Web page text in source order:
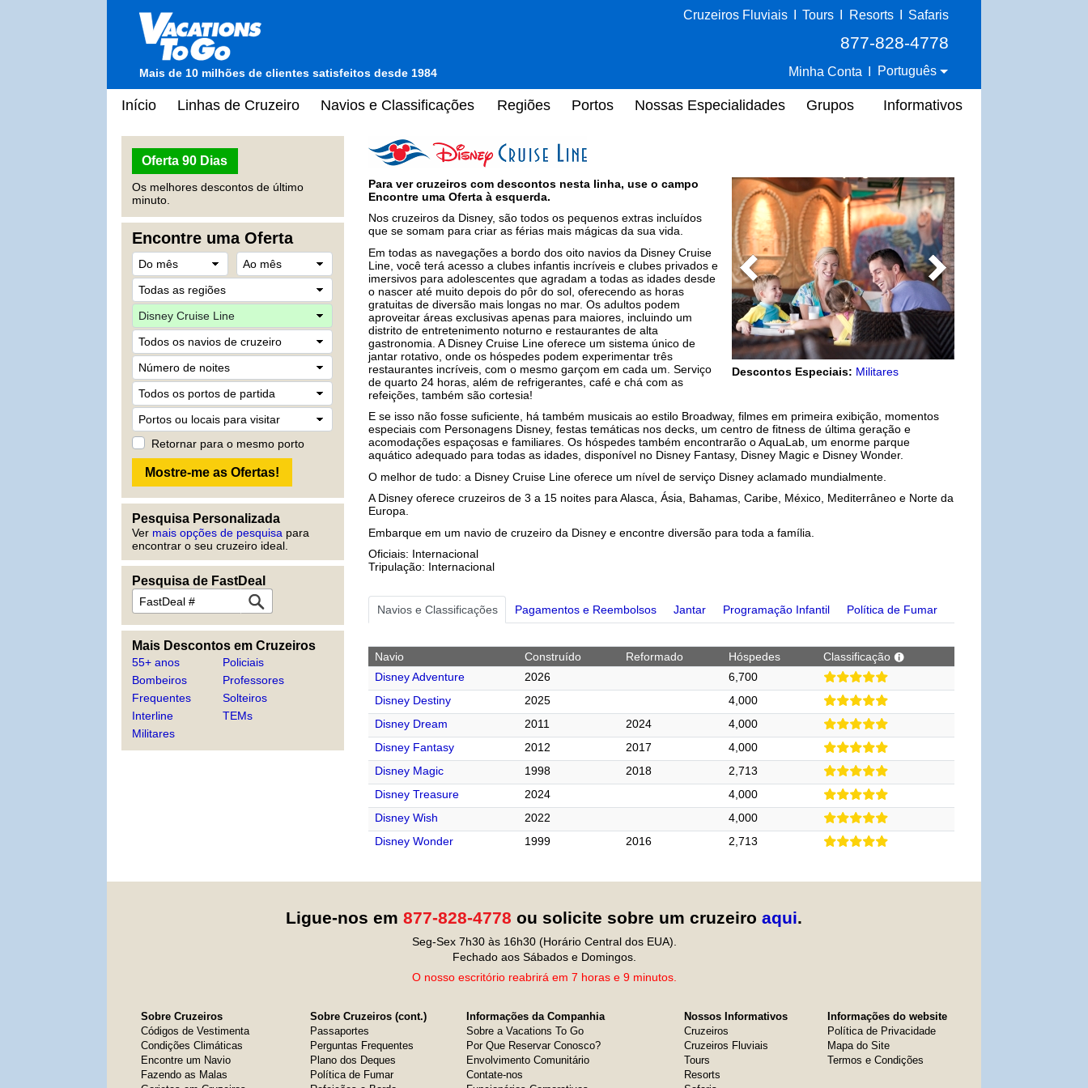
Mais de 10 milhões de clientes satisfeitos desde 1984
Cruzeiros Fluviais Tours Resorts Safaris
877-828-4778
Minha Conta Português
Início Linhas de Cruzeiro Navios e Classificações Regiões Portos Nossas Especialidades Grupos Informativos
Oferta 90 Dias
Os melhores descontos de último
minuto.
Encontre uma Oferta
Retornar para o mesmo porto
Pesquisa Personalizada
Ver mais opções de pesquisa para
encontrar o seu cruzeiro ideal.
Pesquisa de FastDeal
Mais Descontos em Cruzeiros
55+ anos
Bombeiros
Frequentes
Interline
Militares
Policiais
Professores
Solteiros
TEMs
Previous Next
Descontos Especiais: Militares
Para ver cruzeiros com descontos nesta linha, use o campo
Encontre uma Oferta à esquerda.
Nos cruzeiros da Disney, são todos os pequenos extras incluídos
que se somam para criar as férias mais mágicas da sua vida.
Em todas as navegações a bordo dos oito navios da Disney Cruise
Line, você terá acesso a clubes infantis incríveis e clubes privados e
imersivos para adolescentes que agradam a todas as idades desde
o nascer até muito depois do pôr do sol, oferecendo as horas
gratuitas de diversão mais longas no mar. Os adultos podem
aproveitar áreas exclusivas apenas para maiores, incluindo um
distrito de entretenimento noturno e restaurantes de alta
gastronomia. A Disney Cruise Line oferece um sistema único de
jantar rotativo, onde os hóspedes podem experimentar três
restaurantes incríveis, com o mesmo garçom em cada um. Serviço
de quarto 24 horas, além de refrigerantes, café e chá com as
refeições, também são cortesia!
E se isso não fosse suficiente, há também musicais ao estilo Broadway, filmes em primeira exibição, momentos
especiais com Personagens Disney, festas temáticas nos decks, um centro de fitness de última geração e
acomodações espaçosas e familiares. Os hóspedes também encontrarão o AquaLab, um enorme parque
aquático adequado para todas as idades, disponível no Disney Fantasy, Disney Magic e Disney Wonder.
O melhor de tudo: a Disney Cruise Line oferece um nível de serviço Disney aclamado mundialmente.
A Disney oferece cruzeiros de 3 a 15 noites para Alasca, Ásia, Bahamas, Caribe, México, Mediterrâneo e Norte da
Europa.
Embarque em um navio de cruzeiro da Disney e encontre diversão para toda a família.
Oficiais: Internacional
Tripulação: Internacional
Navios e Classificações Pagamentos e Reembolsos Jantar Programação Infantil Política de Fumar
Navio Construído Reformado Hóspedes
Classificação
Disney Adventure
2026
6,700
Disney Destiny
2025
4,000
Disney Dream
2011 2024
4,000
Disney Fantasy
2012 2017
4,000
Disney Magic
1998 2018
2,713
Disney Treasure
2024
4,000
Disney Wish
2022
4,000
Disney Wonder
1999 2016 2,713
Ligue-nos em 877-828-4778 ou solicite sobre um cruzeiro aqui.
Seg-Sex 7h30 às 16h30 (Horário Central dos EUA).
Fechado aos Sábados e Domingos.
O nosso escritório reabrirá em 7 horas e 9 minutos.
Sobre Cruzeiros
Códigos de Vestimenta
Condições Climáticas
Encontre um Navio
Fazendo as Malas
Sobre Cruzeiros (cont.)
Passaportes
Perguntas Frequentes
Plano dos Deques
Política de Fumar
Informações da Companhia
Sobre a Vacations To Go
Por Que Reservar Conosco?
Envolvimento Comunitário
Contate-nos
Nossos Informativos
Cruzeiros
Cruzeiros Fluviais
Tours
Resorts
Informações do website
Política de Privacidade
Mapa do Site
Termos e Condições